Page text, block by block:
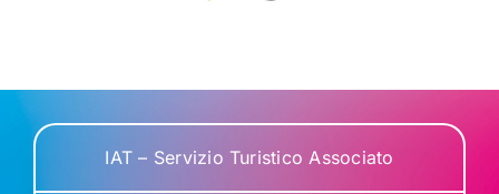
IAT – Servizio Turistico Associato